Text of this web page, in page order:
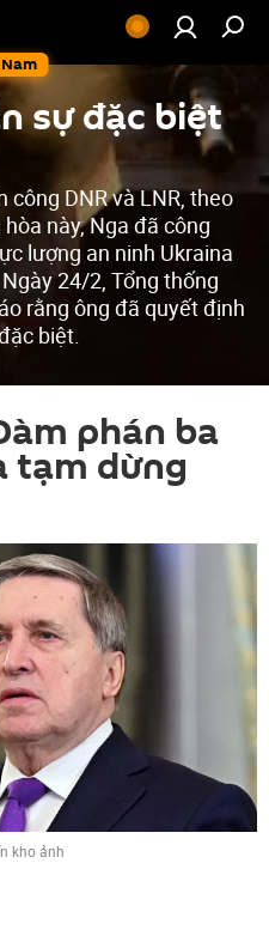
sự đặc biệt
DNR và LNR, theo
này, Nga đã công
lượng an ninh Ukraina
24/2, Tổng thống
rằng ông đã quyết định
biệt.
phán ba
tạm dừng
kho ảnh